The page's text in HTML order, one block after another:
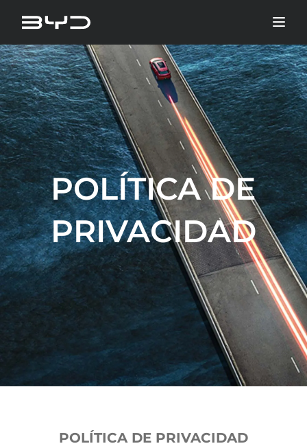
POLÍTICA DE
PRIVACIDAD
POLÍTICA DE PRIVACIDAD